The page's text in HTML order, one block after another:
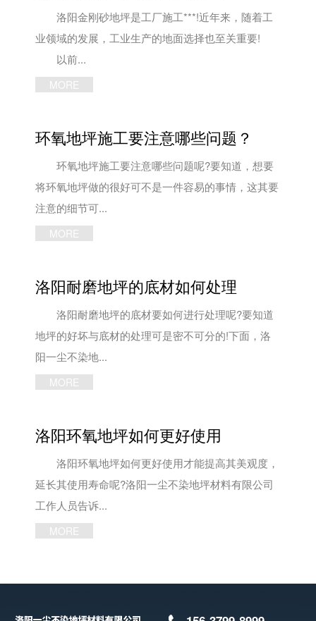
洛阳金刚砂地坪是工厂施工***!近年来，随着工
业领域的发展，工业生产的地面选择也至关重要!
以前...
MORE
环氧地坪施工要注意哪些问题？
环氧地坪施工要注意哪些问题呢?要知道，想要
将环氧地坪做的很好可不是一件容易的事情，这其要
注意的细节可...
MORE
洛阳耐磨地坪的底材如何处理
洛阳耐磨地坪的底材要如何进行处理呢?要知道
地坪的好坏与底材的处理可是密不可分的!下面，洛
阳一尘不染地...
MORE
洛阳环氧地坪如何更好使用
洛阳环氧地坪如何更好使用才能提高其美观度，
延长其使用寿命呢?洛阳一尘不染地坪材料有限公司
工作人员告诉...
MORE